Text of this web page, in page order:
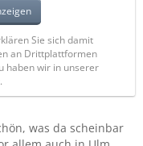
Sie sich damit
an Drittplattformen
haben wir in unserer
was da scheinbar